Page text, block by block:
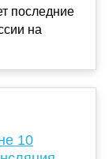
последние
на
10